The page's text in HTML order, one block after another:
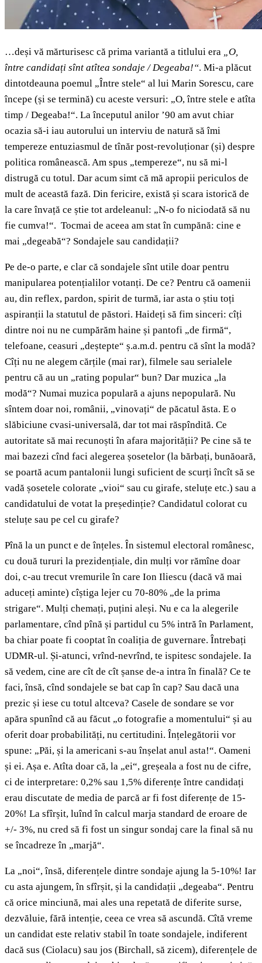
…deși vă mărturisesc că prima variantă a titlului era „O,
între candidați sînt atîtea sondaje / Degeaba!“. Mi-a plăcut
dintotdeauna poemul „Între stele“ al lui Marin Sorescu, care
începe (și se termină) cu aceste versuri: „O, între stele e atîta
timp / Degeaba!“. La începutul anilor ’90 am avut chiar
ocazia să-i iau autorului un interviu de natură să îmi
tempereze entuziasmul de tînăr post-revoluționar (și) despre
politica românească. Am spus „tempereze“, nu să mi-l
distrugă cu totul. Dar acum simt că mă apropii periculos de
mult de această fază. Din fericire, există și scara istorică de
la care învață ce știe tot ardeleanul: „N-o fo niciodată să nu
fie cumva!“. Tocmai de aceea am stat în cumpănă: cine e
mai „degeabă“? Sondajele sau candidații?
Pe de-o parte, e clar că sondajele sînt utile doar pentru
manipularea potențialilor votanți. De ce? Pentru că oamenii
au, din reflex, pardon, spirit de turmă, iar asta o știu toți
aspiranții la statutul de păstori. Haideți să fim sinceri: cîți
dintre noi nu ne cumpărăm haine și pantofi „de firmă“,
telefoane, ceasuri „deștepte“ ș.a.m.d. pentru că sînt la modă?
Cîți nu ne alegem cărțile (mai rar), filmele sau serialele
pentru că au un „rating popular“ bun? Dar muzica „la
modă“? Numai muzica populară a ajuns nepopulară. Nu
sîntem doar noi, românii, „vinovați“ de păcatul ăsta. E o
slăbiciune cvasi-universală, dar tot mai răspîndită. Ce
autoritate să mai recunoști în afara majorității? Pe cine să te
mai bazezi cînd faci alegerea șosetelor (la bărbați, bunăoară,
se poartă acum pantalonii lungi suficient de scurți încît să se
vadă șosetele colorate „vioi“ sau cu girafe, steluțe etc.) sau a
candidatului de votat la președinție? Candidatul colorat cu
steluțe sau pe cel cu girafe?
Pînă la un punct e de înțeles. În sistemul electoral românesc,
cu două tururi la prezidențiale, din mulți vor rămîne doar
doi, c-au trecut vremurile în care Ion Iliescu (dacă vă mai
aduceți aminte) cîștiga lejer cu 70-80% „de la prima
strigare“. Mulți chemați, puțini aleși. Nu e ca la alegerile
parlamentare, cînd pînă și partidul cu 5% intră în Parlament,
ba chiar poate fi cooptat în coaliția de guvernare. Întrebați
UDMR-ul. Și-atunci, vrînd-nevrînd, te ispitesc sondajele. Ia
să vedem, cine are cît de cît șanse de-a intra în finală? Ce te
faci, însă, cînd sondajele se bat cap în cap? Sau dacă una
prezic și iese cu totul altceva? Casele de sondare se vor
apăra spunînd că au făcut „o fotografie a momentului“ și au
oferit doar probabilități, nu certitudini. Înțelegătorii vor
spune: „Păi, și la americani s-au înșelat anul asta!“. Oameni
și ei. Așa e. Atîta doar că, la „ei“, greșeala a fost nu de cifre,
ci de interpretare: 0,2% sau 1,5% diferențe între candidați
erau discutate de media de parcă ar fi fost diferențe de 15-
20%! La sfîrșit, luînd în calcul marja standard de eroare de
+/- 3%, nu cred să fi fost un singur sondaj care la final să nu
se încadreze în „marjă“.
La „noi“, însă, diferențele dintre sondaje ajung la 5-10%! Iar
cu asta ajungem, în sfîrșit, și la candidații „degeaba“. Pentru
că orice minciună, mai ales una repetată de diferite surse,
dezvăluie, fără intenție, ceea ce vrea să ascundă. Cîtă vreme
un candidat este relativ stabil în toate sondajele, indiferent
dacă sus (Ciolacu) sau jos (Birchall, să zicem), diferențele de